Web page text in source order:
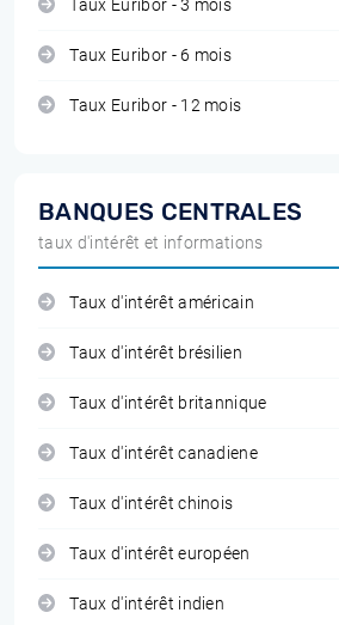
Taux Euribor - 3 mois
Taux Euribor - 6 mois
Taux Euribor - 12 mois
BANQUES CENTRALES
taux d'intérêt et informations
Taux d'intérêt américain
Taux d'intérêt brésilien
Taux d'intérêt britannique
Taux d'intérêt canadiene
Taux d'intérêt chinois
Taux d'intérêt européen
Taux d'intérêt indien